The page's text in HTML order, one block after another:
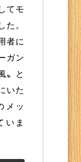
てモ
た。
者に
ガン
〟と
いた
メッ
いま